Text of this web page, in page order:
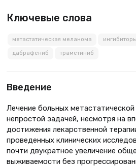
Ключевые слова
метастатическая меланома
дабрафениб траметиниб
Введение
Лечение больных
непростой задачей, несмотря на
достижения лекарственной
проведенных клинических
почти двукратное увеличение
выживаемости без